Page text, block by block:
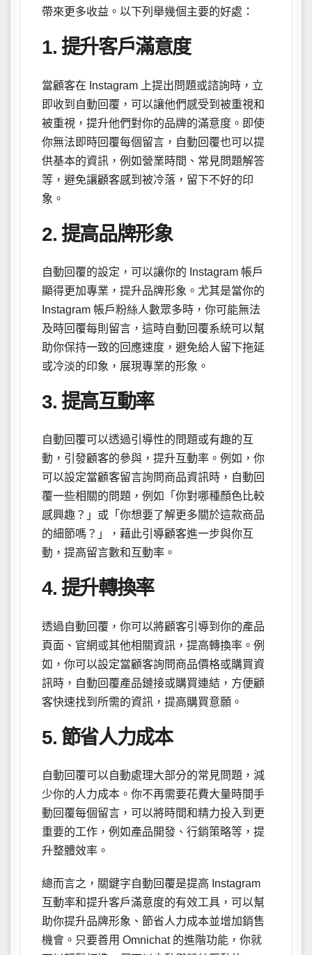
帶來更多收益。以下列舉幾個主要的好處：
1. 提升客戶滿意度
當顧客在 Instagram 上提出問題或諮詢時，立
即收到自動回覆，可以讓他們感受到被重視和
被重視，提升他們對你的品牌的滿意度。即使
你無法即時回覆每個留言，自動回覆也可以提
供基本的資訊，例如營業時間、常見問題解答
等，避免讓顧客感到被冷落，留下不好的印
象。
2. 提高品牌形象
自動回覆的設定，可以讓你的 Instagram 帳戶
顯得更加專業，提升品牌形象。尤其是當你的
Instagram 帳戶粉絲人數眾多時，你可能無法
及時回覆每則留言，這時自動回覆系統可以幫
助你保持一致的回應速度，避免給人留下拖延
或冷淡的印象，展現專業的形象。
3. 提高互動率
自動回覆可以透過引導性的問題或有趣的互
動，引發顧客的參與，提升互動率。例如，你
可以設定當顧客留言詢問商品資訊時，自動回
覆一些相關的問題，例如「你對哪種顏色比較
感興趣？」或「你想要了解更多關於這款商品
的細節嗎？」，藉此引導顧客進一步與你互
動，提高留言數和互動率。
4. 提升轉換率
透過自動回覆，你可以將顧客引導到你的產品
頁面、官網或其他相關資訊，提高轉換率。例
如，你可以設定當顧客詢問商品價格或購買資
訊時，自動回覆產品鏈接或購買連結，方便顧
客快速找到所需的資訊，提高購買意願。
5. 節省人力成本
自動回覆可以自動處理大部分的常見問題，減
少你的人力成本。你不再需要花費大量時間手
動回覆每個留言，可以將時間和精力投入到更
重要的工作，例如產品開發、行銷策略等，提
升整體效率。
總而言之，關鍵字自動回覆是提高 Instagram
互動率和提升客戶滿意度的有效工具，可以幫
助你提升品牌形象、節省人力成本並增加銷售
機會。只要善用 Omnichat 的進階功能，你就